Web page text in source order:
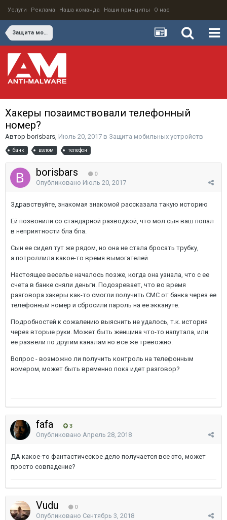
Услуги Реклама Наша команда Наши принципы О нас
Защита мобильных устройств
Хакеры позаимствовали телефонный
номер?
Автор borisbars, Июль 20, 2017 в Защита мобильных устройств
банк взлом телефон
borisbars 0
Опубликовано Июль 20, 2017
Здравствуйте, знакомая знакомой рассказала такую историю
Ей позвонили со стандарной разводкой, что мол сын ваш попал
в неприятности бла бла.
Сын ее сидел тут же рядом, но она не стала бросать трубку,
а потроллила какое-то время вымогателей.
Настоящее веселье началось позже, когда она узнала, что с ее
счета в банке сняли деньги. Подозревает, что во время
разговора хакеры как-то смогли получить СМС от банка через ее
телефонный номер и сбросили пароль на ее эккануте.
Подробностей к сожалению выяснить не удалось, т.к. история
через вторые руки. Может быть женщина что-то напутала, или
ее развели по другим каналам но все же тревожно.
Вопрос - возможно ли получить контроль на телефонным
номером, может быть временно пока идет разговор?
fafa 3
Опубликовано Апрель 28, 2018
ДА какое-то фантастическое дело получается все это, может
просто совпадение?
Vudu 0
Опубликовано Сентябрь 3, 2018